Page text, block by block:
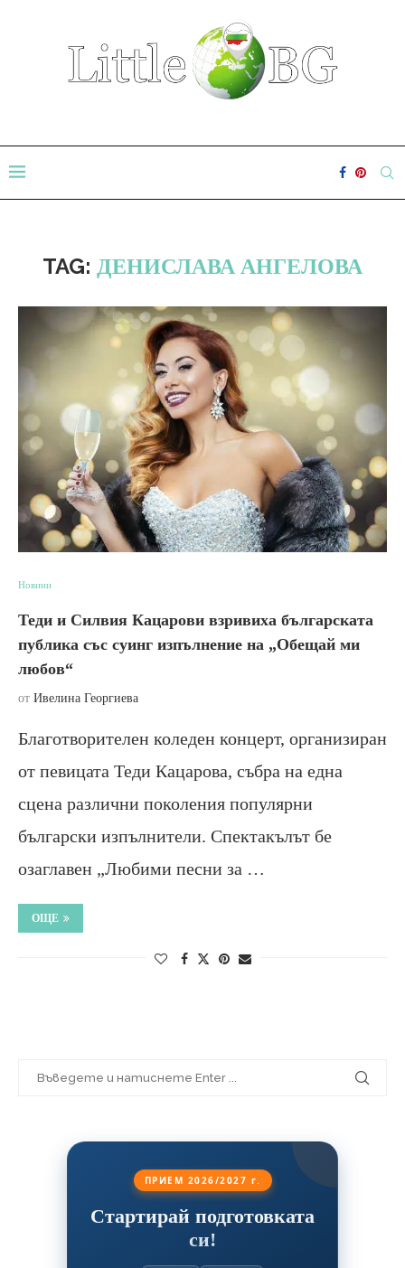
TAG: ДЕНИСЛАВА АНГЕЛОВА
Новини
Теди и Силвия Кацарови взривиха българската
публика със суинг изпълнение на „Обещай ми
любов“
от Ивелина Георгиева
Благотворителен коледен концерт, организиран
от певицата Теди Кацарова, събра на една
сцена различни поколения популярни
български изпълнители. Спектакълът бе
озаглавен „Любими песни за …
ОЩЕ
ПРИЕМ 2026/2027 г.
Стартирай подготовката
си!